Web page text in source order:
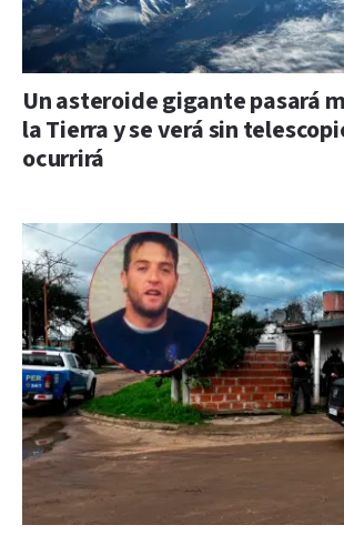
Un asteroide gigante pasará
la Tierra y se verá sin
ocurrirá